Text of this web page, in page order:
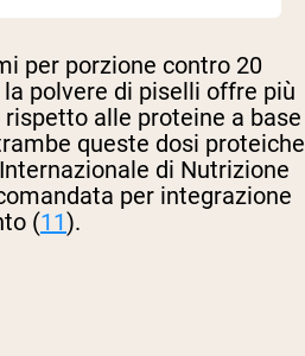
per porzione contro 20
polvere di piselli offre più
alle proteine a base
queste dosi proteiche
di Nutrizione
per integrazione
(11).